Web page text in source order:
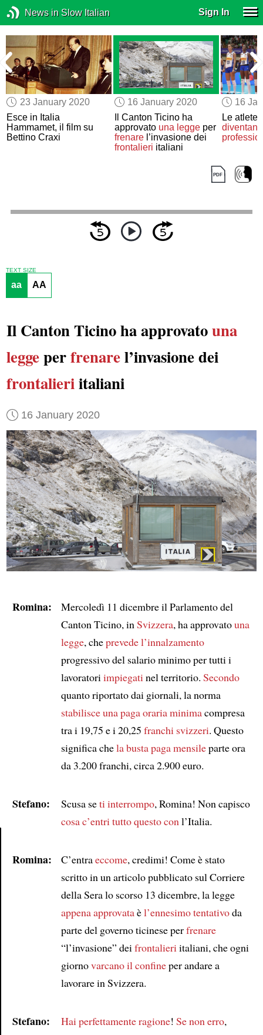
News in Slow Italian Sign In
23 January 2020
Esce in Italia
Hammamet, il film su
Bettino Craxi
16 January 2020
Il Canton Ticino ha
approvato una leggeper
frenarel’invasione dei
frontalieri italiani
16
Le atlete
Article
TEXT SIZE
aa AA
Il Canton Ticino ha approvatouna
leggeperfrenarel’invasione dei
frontalieriitaliani
16 January 2020
Romina:
Mercoledì 11 dicembre il Parlamento del
Canton Ticino, in Svizzera, ha approvatouna
legge, cheprevedel’innalzamento
progressivo del salario minimo per tutti i
lavoratori impiegati nel territorio. Secondo
quanto riportato dai giornali, la norma
stabilisceuna paga oraria minimacompresa
tra i 19,75 e i 20,25 franchi svizzeri. Questo
significa chela busta paga mensileparte ora
da 3.200 franchi, circa 2.900 euro.
Stefano: Scusa seti interrompo, Romina! Non capisco
cosa c’entri tutto questo con l’Italia.
Romina: C’entraeccome, credimi! Come è stato
scritto in un articolo pubblicato sul Corriere
della Sera lo scorso 13 dicembre, la legge
appena approvataèl’ennesimo tentativoda
parte del governo ticinese perfrenare
“l’invasione” dei frontalieri italiani, che ogni
giornovarcano il confineper andare a
lavorare in Svizzera.
Stefano: Hai perfettamente ragione! Se non erro,